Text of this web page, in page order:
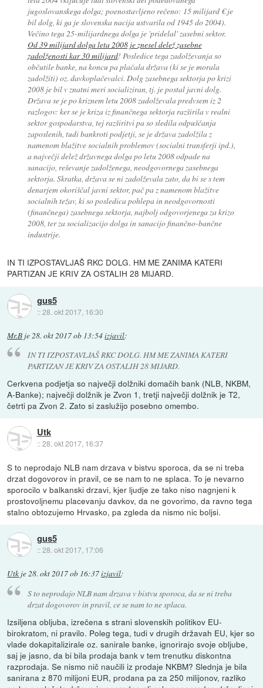
jugoslovanskega dolga; poenostavljeno rečeno: 15 milijard € je
bil dolg, ki ga je slovenska nacija ustvarila od 1945 do 2004).
Večino tega 25-milijardnega dolga je 'pridelal' zasebni sektor.
Od 39 milijard dolga leta 2008 je znesel delež zasebne
zadolženosti kar 30 milijard! Posledice tega zadolževanja so
občutile banke, na koncu pa plačala država (ki se je morala
zadolžiti) oz. davkoplačevalci. Dolg zasebnega sektorja po krizi
2008 je bil v znatni meri socializiran, tj. je postal javni dolg.
Država se je po kriznem letu 2008 zadolževala predvsem iz 2
razlogov: ker se je kriza iz finančnega sektorja razširila v realni
sektor gospodarstva, tej razširitvi pa so sledila odpuščanja
zaposlenih, tudi bankroti podjetji, se je država zadolžila z
namenom blažitve socialnih problemov (socialni transferji ipd.),
a največji delež državnega dolga po letu 2008 odpade na
sanacijo, reševanje zadolženega, neodgovornega zasebnega
sektorja. Skratka, država se ni zadolževala zato, da bi se s tem
denarjem okoriščal javni sektor, pač pa z namenom blažitve
socialnih težav, ki so posledica pohlepa in neodgovornosti
(finančnega) zasebnega sektorja, najbolj odgovorjenega za krizo
2008, ter za socializacijo dolga in sanacijo finančno-bančne
industrije.
IN TI IZPOSTAVLJAŠ RKC DOLG. HM ME ZANIMA KATERI
PARTIZAN JE KRIV ZA OSTALIH 28 MIJARD.
gus5
::28. okt 2017, 16:30
Mr.B je 28. okt 2017 ob 13:54izjavil:
IN TI IZPOSTAVLJAŠ RKC DOLG. HM ME ZANIMA KATERI
PARTIZAN JE KRIV ZA OSTALIH 28 MIJARD.
Cerkvena podjetja so največji dolžniki domačih bank (NLB, NKBM,
A-Banke); največji dolžnik je Zvon 1, tretji največji dolžnik je T2,
četrti pa Zvon 2. Zato si zaslužijo posebno omembo.
Utk
::28. okt 2017, 16:37
S to neprodajo NLB nam drzava v bistvu sporoca, da se ni treba
drzat dogovorov in pravil, ce se nam to ne splaca. To je nevarno
sporocilo v balkanski drzavi, kjer ljudje ze tako niso nagnjeni k
prostovoljnemu placevanju davkov, da ne govorimo, da ravno tega
stalno obtozujemo Hrvasko, pa zgleda da nismo nic boljsi.
gus5
::28. okt 2017, 17:06
Utk je28. okt 2017 ob 16:37izjavil:
S to neprodajo NLB nam drzava v bistvu sporoca, da se ni treba
drzat dogovorov in pravil, ce se nam to ne splaca.
Izsiljena obljuba, izrečena s strani slovenskih politikov EU-
birokratom, ni pravilo. Poleg tega, tudi v drugih državah EU, kjer so
vlade dokapitalizirale oz. sanirale banke, ignorirajo svoje obljube,
saj je jasno, da bi bila prodaja bank v tem trenutku diskontna
razprodaja. Se nismo nič naučili iz prodaje NKBM? Slednja je bila
sanirana z 870 milijoni EUR, prodana pa za 250 milijonov, razliko